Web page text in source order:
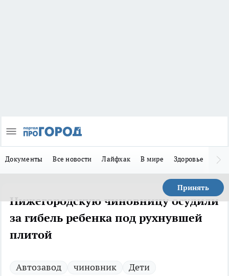
Документы Все новости Лайфхак В мире Здоровье
Принять
Нижегородскую чиновницу осудили
за гибель ребенка под рухнувшей
плитой
Автозавод чиновник
Дети